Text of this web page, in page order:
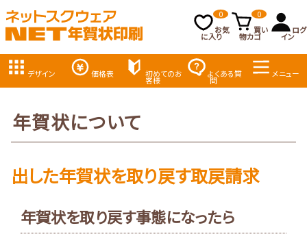
お気
に入り
0
買い
物カゴ
0
ログ
イン
デザイン 価格表 初めてのお
客様
よくある質
問
メニュー
年賀状について
出した年賀状を取り戻す取戻請求
年賀状を取り戻す事態になったら